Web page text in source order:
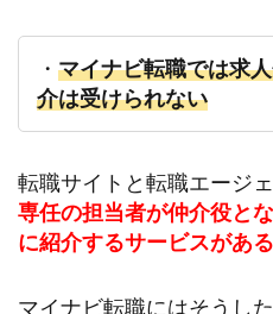
・ マイナビ転職では求
介は受けられない
転職サイトと転職エージ
専任の担当者が仲介役と
に紹介するサービスがあ
マイナビ転職にはそうし